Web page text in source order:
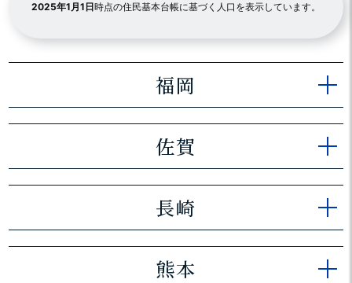
2025年1月1日時点の住民基本台帳に基づく人口を表示しています。
福岡
佐賀
長崎
熊本